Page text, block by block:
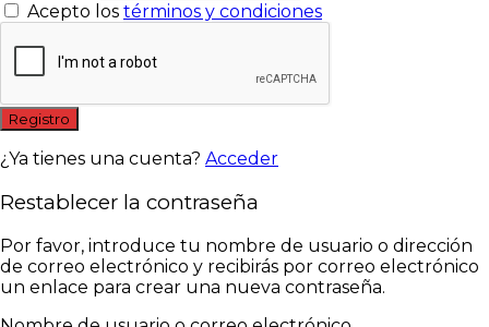
Acepto los términos y condiciones
Registro
¿Ya tienes una cuenta? Acceder
Restablecer la contraseña
Por favor, introduce tu nombre de usuario o dirección
de correo electrónico y recibirás por correo electrónico
un enlace para crear una nueva contraseña.